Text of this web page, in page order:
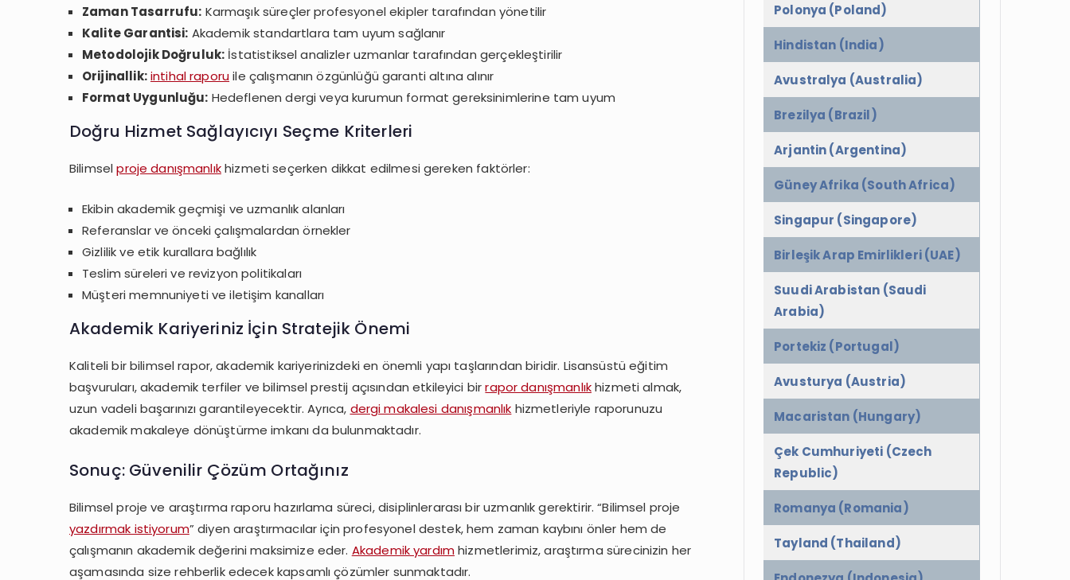
Zaman Tasarrufu: Karmaşık süreçler profesyonel ekipler tarafından yönetilir
Kalite Garantisi: Akademik standartlara tam uyum sağlanır
Metodolojik Doğruluk: İstatistiksel analizler uzmanlar tarafından gerçekleştirilir
Orijinallik:intihal raporuile çalışmanın özgünlüğü garanti altına alınır
Format Uygunluğu: Hedeflenen dergi veya kurumun format gereksinimlerine tam uyum
Doğru Hizmet Sağlayıcıyı Seçme Kriterleri
Bilimselproje danışmanlıkhizmeti seçerken dikkat edilmesi gereken faktörler:
Ekibin akademik geçmişi ve uzmanlık alanları
Referanslar ve önceki çalışmalardan örnekler
Gizlilik ve etik kurallara bağlılık
Teslim süreleri ve revizyon politikaları
Müşteri memnuniyeti ve iletişim kanalları
Akademik Kariyeriniz İçin Stratejik Önemi
Kaliteli bir bilimsel rapor, akademik kariyerinizdeki en önemli yapı taşlarından biridir. Lisansüstü eğitim
başvuruları, akademik terfiler ve bilimsel prestij açısından etkileyici birrapor danışmanlıkhizmeti almak,
uzun vadeli başarınızı garantileyecektir. Ayrıca, dergi makalesi danışmanlık hizmetleriyle raporunuzu
akademik makaleye dönüştürme imkanı da bulunmaktadır.
Sonuç: Güvenilir Çözüm Ortağınız
Bilimsel proje ve araştırma raporu hazırlama süreci, disiplinlerarası bir uzmanlık gerektirir. “Bilimsel proje
yazdırmak istiyorum” diyen araştırmacılar için profesyonel destek, hem zaman kaybını önler hem de
çalışmanın akademik değerini maksimize eder. Akademik yardımhizmetlerimiz, araştırma sürecinizin her
aşamasında size rehberlik edecek kapsamlı çözümler sunmaktadır.
Polonya (Poland)
Hindistan (India)
Avustralya (Australia)
Brezilya (Brazil)
Arjantin (Argentina)
Güney Afrika (South Africa)
Singapur (Singapore)
Birleşik Arap Emirlikleri (UAE)
Suudi Arabistan (Saudi
Arabia)
Portekiz (Portugal)
Avusturya (Austria)
Macaristan (Hungary)
Çek Cumhuriyeti (Czech
Republic)
Romanya (Romania)
Tayland (Thailand)